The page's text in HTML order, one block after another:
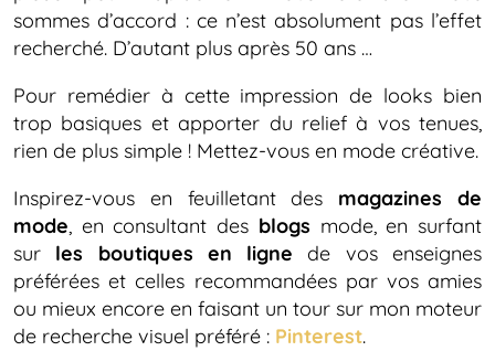
sommes d’accord : ce n’est absolument pas l’effet
recherché. D’autant plus après 50 ans …
Pour remédier à cette impression de looks bien
trop basiques et apporter du relief à vos tenues,
rien de plus simple ! Mettez-vous en mode créative.
Inspirez-vous en feuilletant des magazines de
mode, en consultant des blogs mode, en surfant
sur les boutiques en ligne de vos enseignes
préférées et celles recommandées par vos amies
ou mieux encore en faisant un tour sur mon moteur
de recherche visuel préféré : Pinterest.